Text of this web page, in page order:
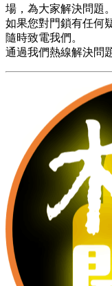
場，為大家解決問題。
如果您對門鎖有任何
隨時致電我們。
通過我們熱線解決問